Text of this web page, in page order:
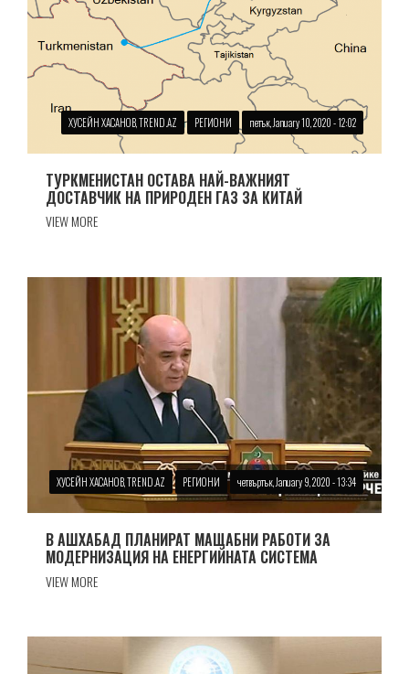
ХУСЕЙН ХАСАНОВ, TREND.AZ РЕГИОНИ петък, January 10, 2020 - 12:02
ТУРКМЕНИСТАН ОСТАВА НАЙ-ВАЖНИЯТ
ДОСТАВЧИК НА ПРИРОДЕН ГАЗ ЗА КИТАЙ
VIEW MORE
ХУСЕЙН ХАСАНОВ, TREND.AZ РЕГИОНИ четвъртък, January 9, 2020 - 13:34
В АШХАБАД ПЛАНИРАТ МАЩАБНИ РАБОТИ ЗА
МОДЕРНИЗАЦИЯ НА ЕНЕРГИЙНАТА СИСТЕМА
VIEW MORE